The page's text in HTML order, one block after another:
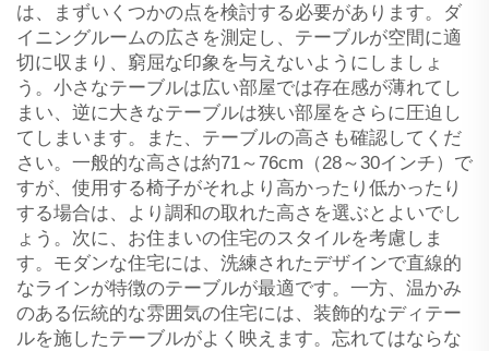
は、まずいくつかの点を検討する必要があります。ダ
イニングルームの広さを測定し、テーブルが空間に適
切に収まり、窮屈な印象を与えないようにしましょ
う。小さなテーブルは広い部屋では存在感が薄れてし
まい、逆に大きなテーブルは狭い部屋をさらに圧迫し
てしまいます。また、テーブルの高さも確認してくだ
さい。一般的な高さは約71～76cm（28～30インチ）で
すが、使用する椅子がそれより高かったり低かったり
する場合は、より調和の取れた高さを選ぶとよいでし
ょう。次に、お住まいの住宅のスタイルを考慮しま
す。モダンな住宅には、洗練されたデザインで直線的
なラインが特徴のテーブルが最適です。一方、温かみ
のある伝統的な雰囲気の住宅には、装飾的なディテー
ルを施したテーブルがよく映えます。忘れてはならな